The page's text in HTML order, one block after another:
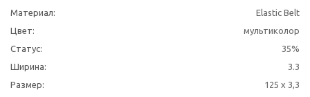
Материал:
Elastic Belt
Цвет:
мультиколор
Статус:
35%
Ширина:
3.3
Размер:
125 х 3,3